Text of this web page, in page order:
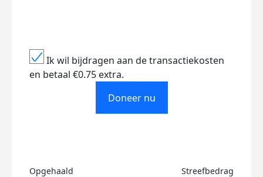
Ik wil bijdragen aan de transactiekosten
en betaal €0.75 extra.
Doneer nu
Opgehaald Streefbedrag